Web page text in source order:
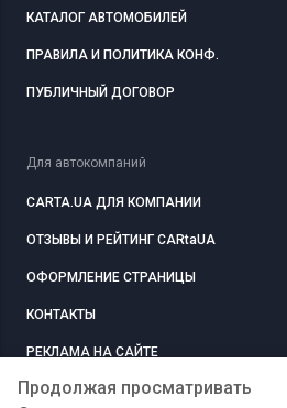
Продолжая просматривать
КАТАЛОГ АВТОМОБИЛЕЙ
ПРАВИЛА И ПОЛИТИКА КОНФ.
ПУБЛИЧНЫЙ ДОГОВОР
Для автокомпаний
CARTA.UA ДЛЯ КОМПАНИИ
ОТЗЫВЫ И РЕЙТИНГ CARtaUA
ОФОРМЛЕНИЕ СТРАНИЦЫ
КОНТАКТЫ
РЕКЛАМА НА САЙТЕ